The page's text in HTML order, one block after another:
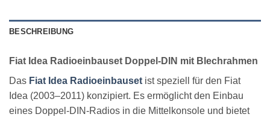
BESCHREIBUNG
Fiat Idea Radioeinbauset Doppel-DIN mit Blechrahmen
Das Fiat Idea Radioeinbauset ist speziell für den Fiat
Idea (2003–2011) konzipiert. Es ermöglicht den Einbau
eines Doppel-DIN-Radios in die Mittelkonsole und bietet